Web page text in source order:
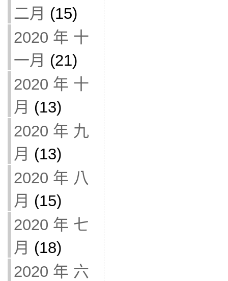
二月 (15)
2020 年 十
一月 (21)
2020 年 十
月 (13)
2020 年 九
月 (13)
2020 年 八
月 (15)
2020 年 七
月 (18)
2020 年 六